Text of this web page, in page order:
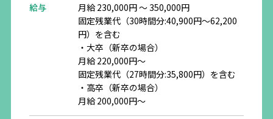
入職のきっかけや決め手
待遇、働きやすさなど入職して良
かったなと思うところ
どんな時にやりがいを感じるか
入職のきっかけや決め手
待遇、働きやすさなど入職して良
かったなと思うところ
どんな時にやりがいを感じるか
給与
月給 230,000円 〜 350,000円
固定残業代（30時間分:40,900円〜62,200
円）を含む
・大卒（新卒の場合）
月給 220,000円〜
固定残業代（27時間分:35,800円）を含む
・高卒（新卒の場合）
月給 200,000円〜